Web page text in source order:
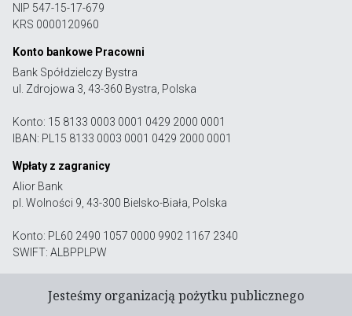
NIP 547-15-17-679
KRS 0000120960
Konto bankowe Pracowni
Bank Spółdzielczy Bystra
ul. Zdrojowa 3, 43-360 Bystra, Polska
Konto: 15 8133 0003 0001 0429 2000 0001
IBAN: PL15 8133 0003 0001 0429 2000 0001
Wpłaty z zagranicy
Alior Bank
pl. Wolności 9, 43-300 Bielsko-Biała, Polska
Konto: PL60 2490 1057 0000 9902 1167 2340
SWIFT: ALBPPLPW
Jesteśmy organizacją pożytku publicznego